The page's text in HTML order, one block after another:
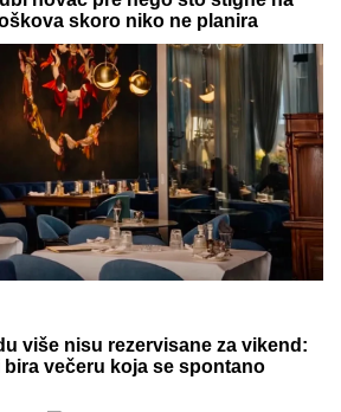
kuću. Poštujemo Svetog